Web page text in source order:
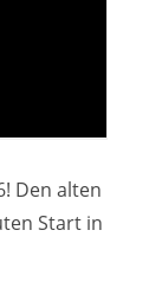
Den alten
Start in